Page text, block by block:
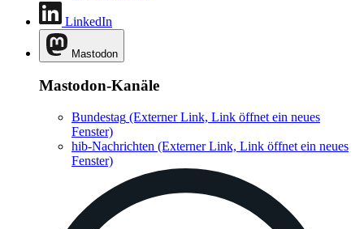
LinkedIn
Mastodon
Mastodon-Kanäle
Bundestag (Externer Link, Link öffnet ein neues
Fenster)
hib-Nachrichten (Externer Link, Link öffnet ein neues
Fenster)